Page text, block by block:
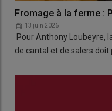
Fromage à la ferme :
13 juin 2026
Pour Anthony Loubeyre,
de cantal et de salers doit